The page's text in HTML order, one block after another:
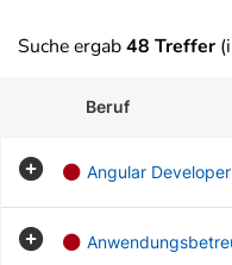
Suche ergab48 Treffer
Beruf
Angular